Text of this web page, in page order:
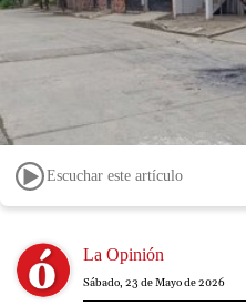
Escuchar este artículo
Image La Opinión
Sábado, 23 de Mayo de 2026